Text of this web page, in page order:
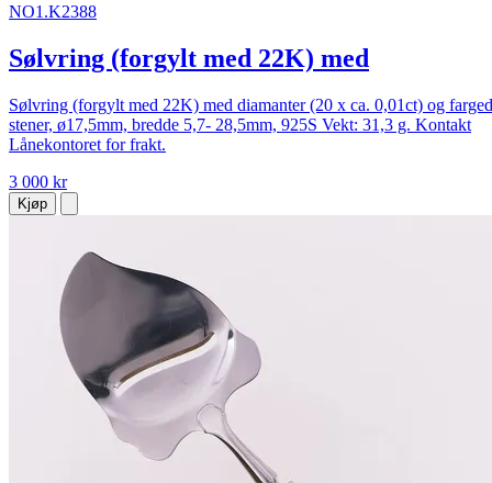
NO1.K2388
Sølvring (forgylt med 22K) med
Sølvring (forgylt med 22K) med diamanter (20 x ca. 0,01ct) og
stener, ø17,5mm, bredde 5,7- 28,5mm, 925S Vekt: 31,3 g. Kontakt
Lånekontoret for frakt.
3 000 kr
Kjøp